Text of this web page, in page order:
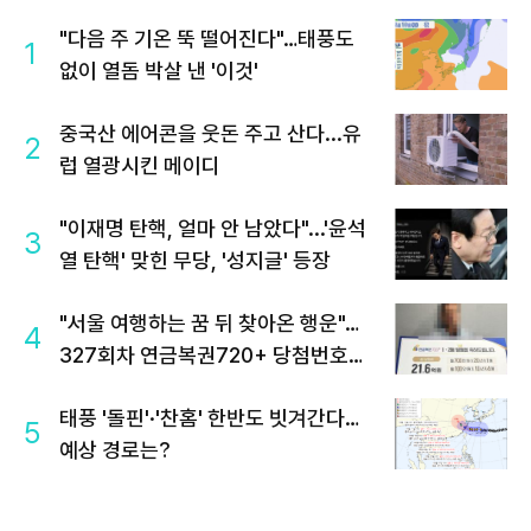
1
"다음 주 기온 뚝 떨어진다"…태풍도
없이 열돔 박살 낸 '이것'
2
중국산 에어콘을 웃돈 주고 산다...유
럽 열광시킨 메이디
3
"이재명 탄핵, 얼마 안 남았다"...'윤석
열 탄핵' 맞힌 무당, '성지글' 등장
4
"서울 여행하는 꿈 뒤 찾아온 행운"…
327회차 연금복권720+ 당첨번호조
5
태풍 '돌핀'·'찬홈' 한반도 빗겨간다…
예상 경로는?